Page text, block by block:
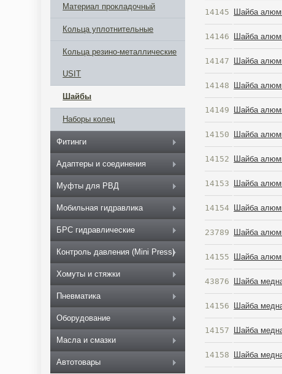
14145 Шайба
14146 Шайба
14147 Шайба
14148 Шайба
14149 Шайба
14150 Шайба
14152 Шайба
14153 Шайба
14154 Шайба
23789 Шайба
14155 Шайба
43876 Шайба
14156 Шайба
14157 Шайба
14158 Шайба
Материал прокладочный
Кольца уплотнительные
Кольца резино-металлические
USIT
Шайбы
Наборы колец
Фитинги
Адаптеры и соединения
Муфты для РВД
Мобильная гидравлика
БРС гидравлические
Контроль давления (Mini Press)
Хомуты и стяжки
Пневматика
Оборудование
Масла и смазки
Автотовары